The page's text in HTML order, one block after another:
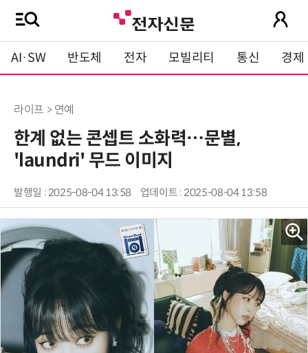
AI·SW 반도체 전자 모빌리티 통신 경제
라이프 > 연예
한계 없는 콘셉트 소화력…문별,
'laundri' 무드 이미지
발행일 : 2025-08-04 13:58 업데이트 : 2025-08-04 13:58